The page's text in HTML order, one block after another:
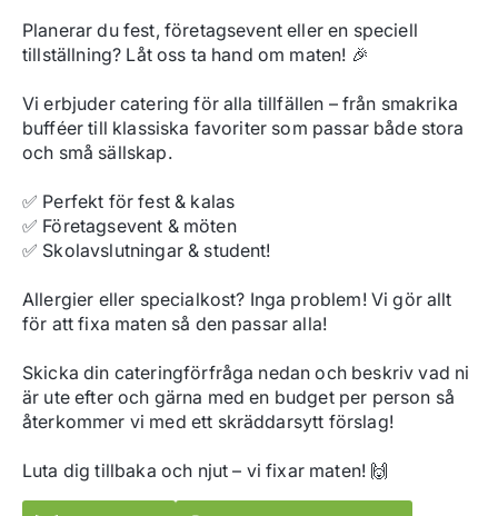
Planerar du fest, företagsevent eller en speciell
tillställning? Låt oss ta hand om maten! 🎉
Vi erbjuder catering för alla tillfällen – från smakrika
bufféer till klassiska favoriter som passar både stora
och små sällskap.
✅ Perfekt för fest & kalas
✅ Företagsevent & möten
✅ Skolavslutningar & student!
Allergier eller specialkost? Inga problem! Vi gör allt
för att fixa maten så den passar alla!
Skicka din cateringförfråga nedan och beskriv vad ni
är ute efter och gärna med en budget per person så
återkommer vi med ett skräddarsytt förslag!
Luta dig tillbaka och njut – vi fixar maten! 🙌